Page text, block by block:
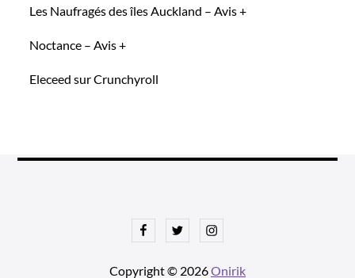
Les Naufragés des îles Auckland – Avis +
Noctance – Avis +
Eleceed sur Crunchyroll
FacebookTwitterInstagram
Copyright © 2026Onirik